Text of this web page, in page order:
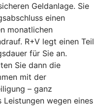
Geldanlage. Sie
einen
monatlichen
R+V legt einen Teil
für Sie an.
Sie dann die
mit der
– ganz
wegen eines